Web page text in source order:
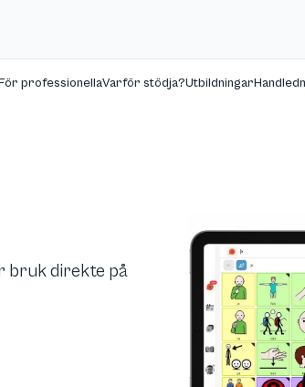
professionellaVarför stödja?Utbildningar
bruk direkte på